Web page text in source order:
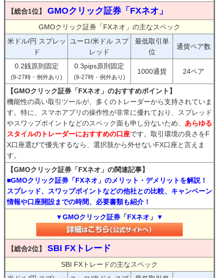
【総合1位】 GMOクリック証券「FXネオ」
GMOクリック証券「FXネオ」の主なスペック
米ドル/円 スプレッ
ド
ユーロ/米ドル スプ
レッド
最低取引単
位
通貨ペア数
0.2銭原則固定
(9-27時・例外あり)
0.3pips原則固定
(9-27時・例外あり)
1000通貨 24ペア
【GMOクリック証券「FXネオ」のおすすめポイント】
機能性の高い取引ツールが、多くのトレーダーから支持されていま
す。特に、スマホアプリの操作性が非常に優れており、スプレッド
やスワップポイントなどのスペック面も申し分ないため、 あらゆる
スタイルのトレーダーにおすすめの口座です。取引環境の良さをF
X口座選びで優先するなら、選択肢から外せないFX口座と言えま
す。
【GMOクリック証券「FXネオ」の関連記事】
■GMOクリック証券「FXネオ」のメリット・デメリットを解説！
スプレッド、スワップポイントなどの他社との比較、キャンペーン
情報や口座開設までの時間、必要書類も紹介！
▼GMOクリック証券「FXネオ」▼
【総合2位】 SBI FXトレード
SBI FXトレードの主なスペック